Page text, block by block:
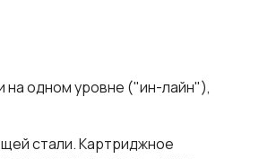
одном уровне ("ин-лайн"),
стали. Картриджное